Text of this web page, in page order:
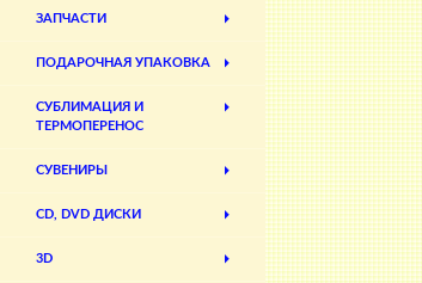
ЗАПЧАСТИ
ПОДАРОЧНАЯ УПАКОВКА
СУБЛИМАЦИЯ И
ТЕРМОПЕРЕНОС
СУВЕНИРЫ
CD, DVD ДИСКИ
3D